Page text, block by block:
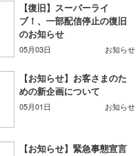
【復旧】スーパーライ
ブ！、一部配信停止の復旧
のお知らせ
05月03日 お知らせ
【お知らせ】お客さまのた
めの新企画について
05月01日 お知らせ
【お知らせ】緊急事態宣言